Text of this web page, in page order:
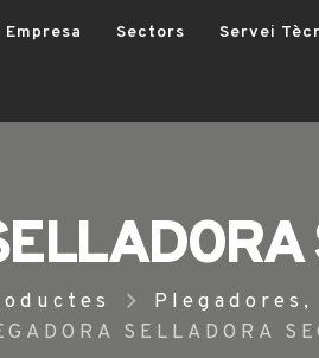
Empresa Sectors Servei
Plegadores ,
SELLADORA